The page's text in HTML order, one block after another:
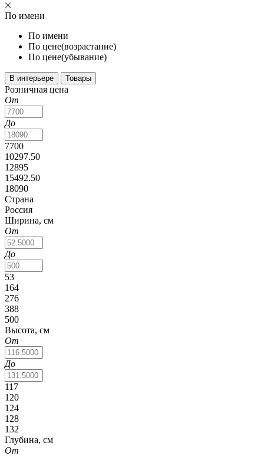
По имени
По имени
По цене(возрастание)
По цене(убывание)
В интерьере Товары
Розничная цена
От
До
7700
10297.50
12895
15492.50
18090
Страна
Россия
Ширина, см
От
До
53
164
276
388
500
Высота, см
От
До
117
120
124
128
132
Глубина, см
От